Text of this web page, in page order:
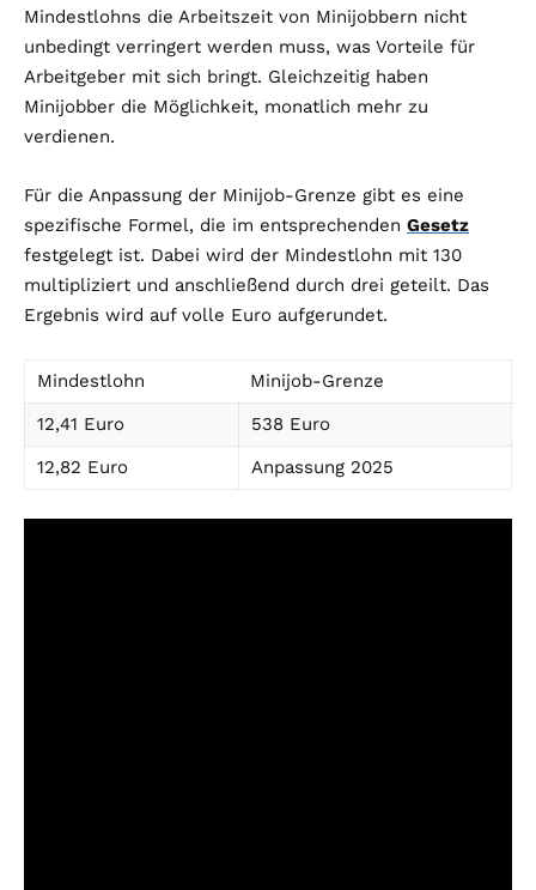
Mindestlohns die Arbeitszeit von Minijobbern nicht
unbedingt verringert werden muss, was Vorteile für
Arbeitgeber mit sich bringt. Gleichzeitig haben
Minijobber die Möglichkeit, monatlich mehr zu
verdienen.
Für die Anpassung der Minijob-Grenze gibt es eine
spezifische Formel, die im entsprechenden Gesetz
festgelegt ist. Dabei wird der Mindestlohn mit 130
multipliziert und anschließend durch drei geteilt. Das
Ergebnis wird auf volle Euro aufgerundet.
Mindestlohn
Minijob-Grenze
12,41 Euro
538 Euro
12,82 Euro
Anpassung 2025